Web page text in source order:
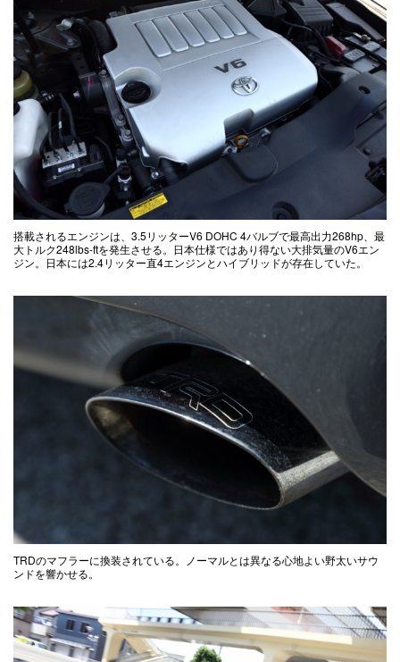
搭載されるエンジンは、3.5リッターV6 DOHC 4バルブで最高出力268hp、最
大トルク248lbs-ftを発生させる。日本仕様ではあり得ない大排気量のV6エン
ジン。日本には2.4リッター直4エンジンとハイブリッドが存在していた。
TRDのマフラーに換装されている。ノーマルとは異なる心地よい野太いサウ
ンドを響かせる。